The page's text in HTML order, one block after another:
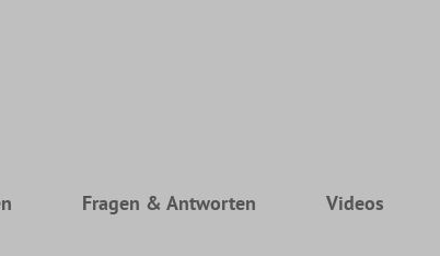
Fragen & Antworten Videos